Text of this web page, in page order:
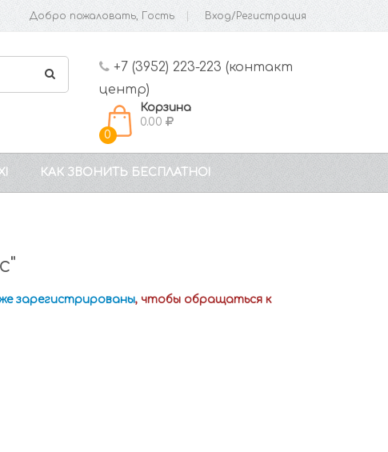
Добро пожаловать, Гость Вход/Регистрация
+7 (3952) 223-223 (контакт
центр)
0
Корзина
0.00
КАК ЗВОНИТЬ БЕСПЛАТНО!
зарегистрированы, чтобы обращаться к